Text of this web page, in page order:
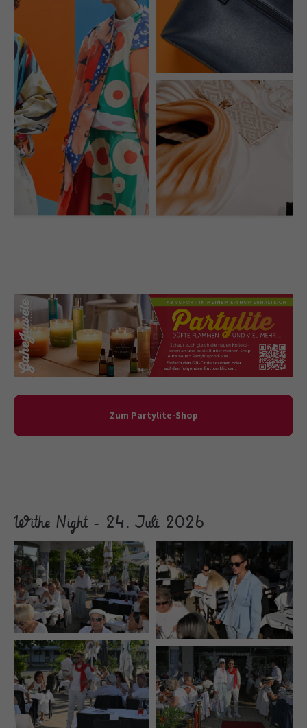
Zum Partylite-Shop
Withe Night - 24. Juli 2026